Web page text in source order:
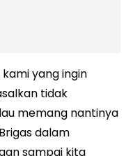
yang ingin
tidak
memang nantinya
dalam
sampai kita